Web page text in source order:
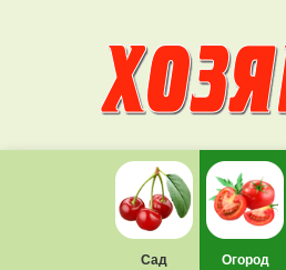
Сад Огород